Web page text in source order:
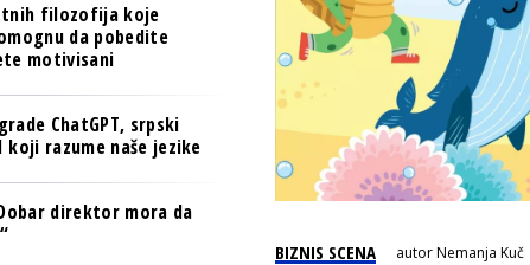
NOVO NA RAFU
BIZNIS SCENA autorNemanja Kuč
filozofija koje
da pobedite
motivisani
ChatGPT, srpski
razume naše jezike
direktor mora da